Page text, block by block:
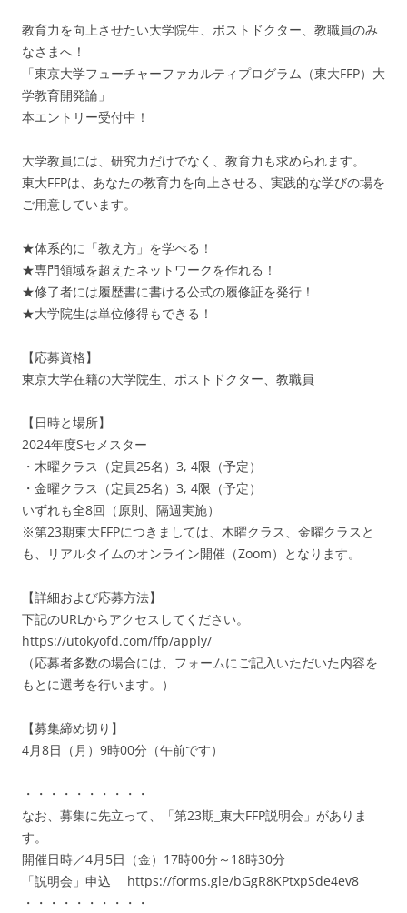
教育力を向上させたい大学院生、ポストドクター、教職員のみ
なさまへ！
「東京大学フューチャーファカルティプログラム（東大FFP）大
学教育開発論」
本エントリー受付中！
大学教員には、研究力だけでなく、教育力も求められます。
東大FFPは、あなたの教育力を向上させる、実践的な学びの場を
ご用意しています。
★体系的に「教え方」を学べる！
★専門領域を超えたネットワークを作れる！
★修了者には履歴書に書ける公式の履修証を発行！
★大学院生は単位修得もできる！
【応募資格】
東京大学在籍の大学院生、ポストドクター、教職員
【日時と場所】
2024年度Sセメスター
・木曜クラス（定員25名）3, 4限（予定）
・金曜クラス（定員25名）3, 4限（予定）
いずれも全8回（原則、隔週実施）
※第23期東大FFPにつきましては、木曜クラス、金曜クラスと
も、リアルタイムのオンライン開催（Zoom）となります。
【詳細および応募方法】
下記のURLからアクセスしてください。
https://utokyofd.com/ffp/apply/
（応募者多数の場合には、フォームにご記入いただいた内容を
もとに選考を行います。）
【募集締め切り】
4月8日（月）9時00分（午前です）
・・・・・・・・・・
なお、募集に先立って、「第23期_東大FFP説明会」がありま
す。
開催日時／4月5日（金）17時00分～18時30分
「説明会」申込 https://forms.gle/bGgR8KPtxpSde4ev8
・・・・・・・・・・